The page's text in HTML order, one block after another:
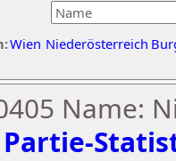
Wien Niederösterreich
Name: